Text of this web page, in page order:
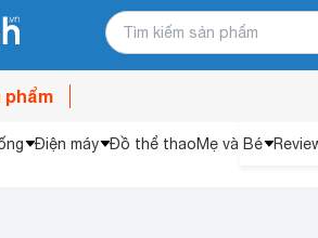
phẩm
Điện máy Đồ thể thaoMẹ và Bé